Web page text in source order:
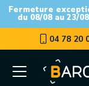
Fermeture
du 08/08 au 23/
04 78 20